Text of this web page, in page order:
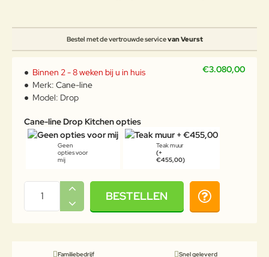
Bestel met de vertrouwde servicevan Veurst
€3.080,00
Binnen 2 - 8 weken bij u in huis
Merk: Cane-line
Model: Drop
Cane-line Drop Kitchen opties
Geen
opties voor
mij
Teak muur
(+
€455,00)
BESTELLEN
Familiebedrijf
Snel geleverd